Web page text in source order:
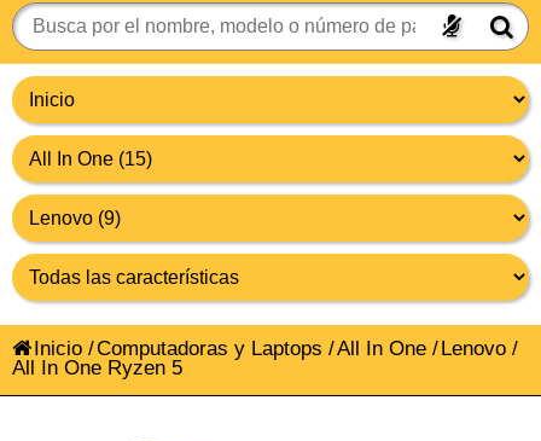
Inicio /Computadoras y Laptops /All In One /Lenovo /
All In One Ryzen 5